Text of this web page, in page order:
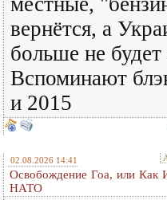
вернётся, а
больше не будет
Вспоминают
и 2015
02.08.2026 14:41
Освобождение Гоа, или Как
НАТО